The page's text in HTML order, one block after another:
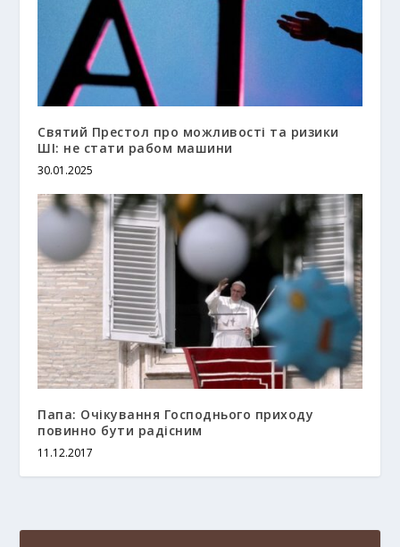
Святий Престол про можливості та ризики
ШІ: не стати рабом машини
30.01.2025
Папа: Очікування Господнього приходу
повинно бути радісним
11.12.2017